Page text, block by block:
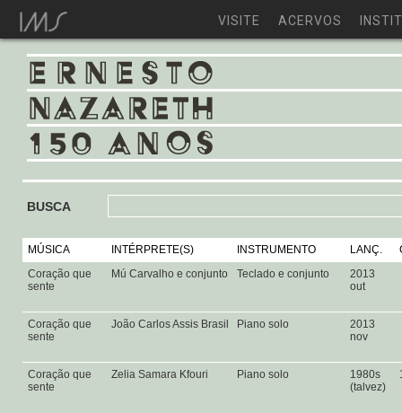
VISITE ACERVOS
BUSCA
MÚSICA INTÉRPRETE(S) INSTRUMENTO LANÇ.
Coração que
sente
Mú Carvalho e conjunto Teclado e conjunto
2013
out
Coração que
sente
João Carlos Assis Brasil Piano solo
2013
nov
Coração que
sente
Zelia Samara Kfouri Piano solo
1980s
(talvez)